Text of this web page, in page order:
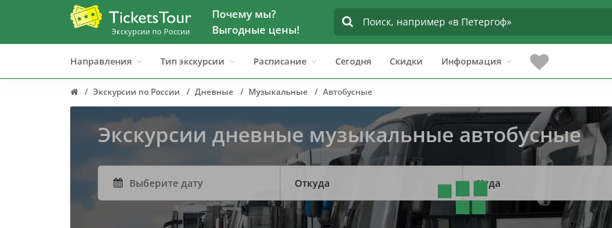
Экскурсии по России
Почему мы?
Выгодные цены!
Направления Тип экскурсии Расписание Сегодня Скидки Информация
Экскурсии по России Дневные Музыкальные Автобусные
Экскурсии дневные музыкальные автобусные
Откуда Куда